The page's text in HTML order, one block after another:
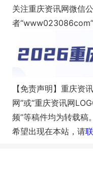
关注重庆资讯网微信
者
【免责声明】重庆资
网”或“重庆资讯网
频”等稿件均为转载稿
希望出现在本站，请